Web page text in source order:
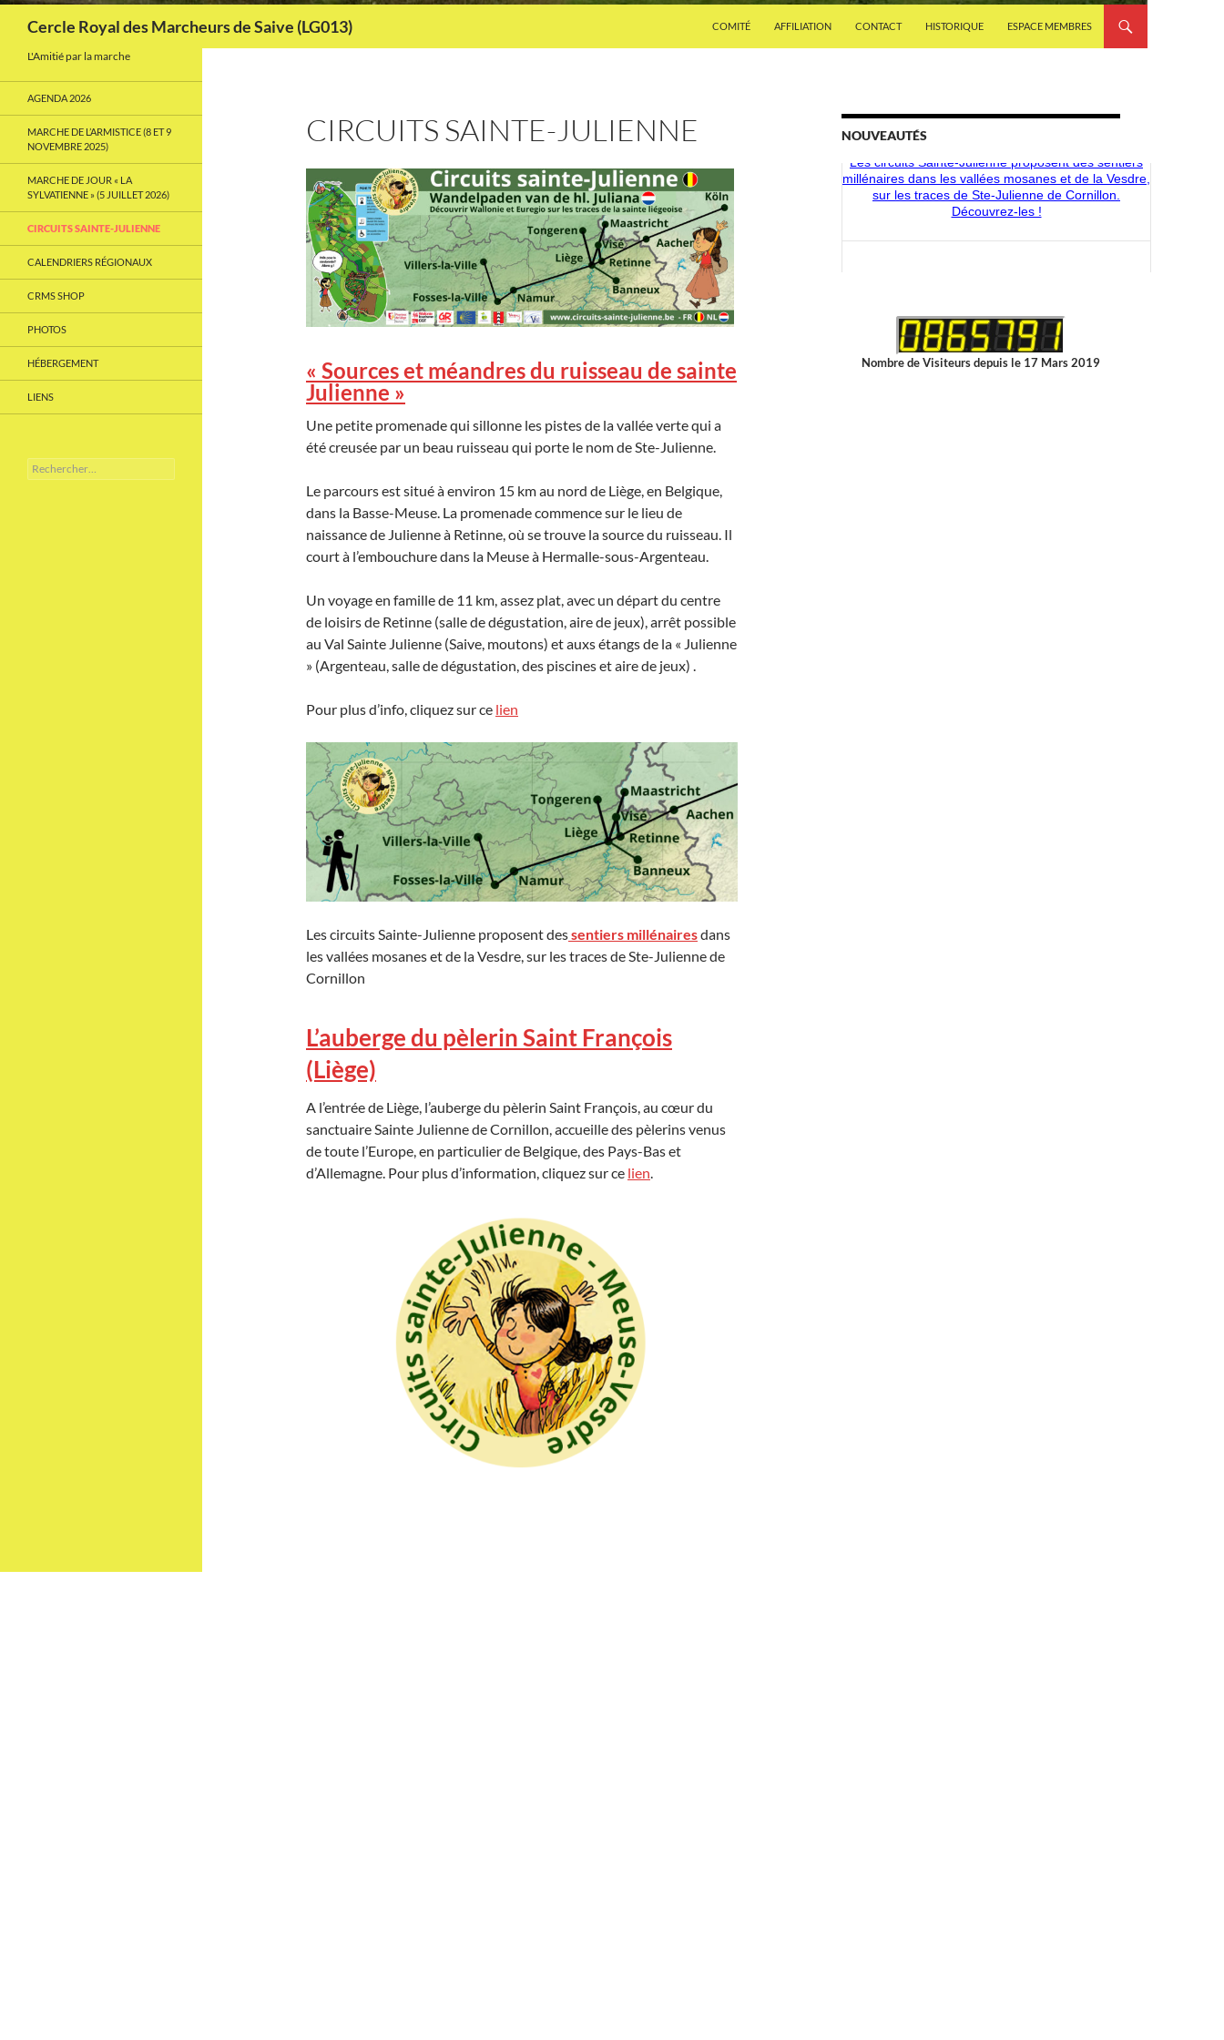
Cercle Royal des Marcheurs de Saive (LG013) COMITÉ AFFILIATION CONTACT HISTORIQUE ESPACE MEMBRES
CIRCUITS SAINTE-JULIENNE
« Sources et méandres du ruisseau de sainte
Julienne »
Une petite promenade qui sillonne les pistes de la vallée verte qui a
été creusée par un beau ruisseau qui porte le nom de Ste-Julienne.
Le parcours est situé à environ 15 km au nord de Liège, en Belgique,
dans la Basse-Meuse. La promenade commence sur le lieu de
naissance de Julienne à Retinne, où se trouve la source du ruisseau. Il
court à l’embouchure dans la Meuse à Hermalle-sous-Argenteau.
Un voyage en famille de 11 km, assez plat, avec un départ du centre
de loisirs de Retinne (salle de dégustation, aire de jeux), arrêt possible
au Val Sainte Julienne (Saive, moutons) et auxs étangs de la « Julienne
» (Argenteau, salle de dégustation, des piscines et aire de jeux) .
Pour plus d’info, cliquez sur ce lien
Les circuits Sainte-Julienne proposent dessentiers millénairesdans
les vallées mosanes et de la Vesdre, sur les traces de Ste-Julienne de
Cornillon
L’auberge du pèlerin Saint François
(Liège)
A l’entrée de Liège, l’auberge du pèlerin Saint François, au cœur du
sanctuaire Sainte Julienne de Cornillon, accueille des pèlerins venus
de toute l’Europe, en particulier de Belgique, des Pays-Bas et
d’Allemagne. Pour plus d’information, cliquez sur ce lien.
NOUVEAUTÉS
millénaires dans les vallées mosanes et de la Vesdre,
sur les traces de Ste-Julienne de Cornillon.
Découvrez-les !
Découvrez les nouveaux articles disponibles dans la
Nombre de Visiteurs depuis le 17 Mars 2019
L'Amitié par la marche
AGENDA 2026
MARCHE DE L’ARMISTICE (8 ET 9
NOVEMBRE 2025)
MARCHE DE JOUR « LA
SYLVATIENNE » (5 JUILLET 2026)
CIRCUITS SAINTE-JULIENNE
CALENDRIERS RÉGIONAUX
CRMS SHOP
PHOTOS
HÉBERGEMENT
LIENS
Rechercher :